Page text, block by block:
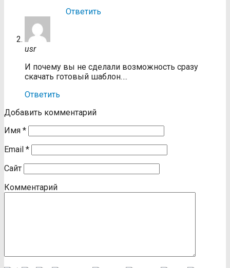
Ответить
usr
И почему вы не сделали возможность сразу
скачать готовый шаблон….
Ответить
Добавить комментарий
Имя *
Email *
Сайт
Комментарий